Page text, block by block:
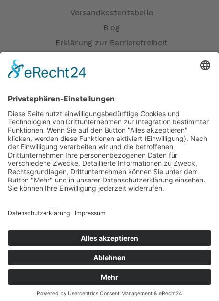
Versandkostentabelle
Blog
Erklärung zur Barrierefreiheit
Versandpartner
Verfügbarkeiten
Zahlung und Versand
Datenschutz
Fernabsatz
Widerrufsrecht MS
Widerrufsrecht bei Reparatur
Widerrufsrecht bei Dienstleistungen
Garantiefall
Batterieverordnung
Ergänzende Allgemeine Geschäftsbedingungen zum
easyCredit-Ratenkauf